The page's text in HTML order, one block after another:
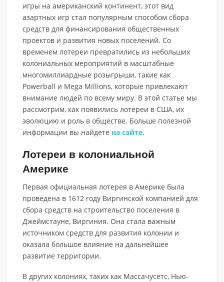
игры на американский континент, этот вид
азартных игр стал популярным способом сбора
средств для финансирования общественных
проектов и развития новых поселений. Со
временем лотереи превратились из небольших
колониальных мероприятий в масштабные
многомиллиардные розыгрыши, такие как
Powerball и Mega Millions, которые привлекают
внимание людей по всему миру. В этой статье мы
рассмотрим, как появились лотереи в США, их
эволюцию и роль в обществе. Больше полезной
информации вы найдете на сайте.
Лотереи в колониальной
Америке
Первая официальная лотерея в Америке была
проведена в 1612 году Виргинской компанией для
сбора средств на строительство поселения в
Джеймстауне, Виргиния. Она стала важным
источником средств для развития колонии и
оказала большое влияние на дальнейшее
развитие территории.
В других колониях, таких как Массачусетс, Нью-